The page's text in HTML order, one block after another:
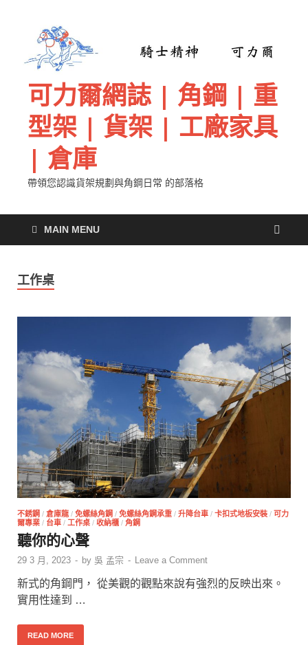
可力爾網誌 | 角鋼 | 重
型架 | 貨架 | 工廠家具
| 倉庫
帶領您認識貨架規劃與角鋼日常 的部落格
MAIN MENU
工作桌
不銹鋼 / 倉庫龍 / 免螺絲角鋼 / 免螺絲角鋼承重 / 升降台車 / 卡扣式地板安裝 / 可力
爾專業 / 台車 / 工作桌 / 收納櫃 / 角鋼
聽你的心聲
29 3 月, 2023 - by 吳 孟宗 - Leave a Comment
新式的角鋼門， 從美觀的觀點來說有強烈的反映出來。
實用性達到 …
READ MORE